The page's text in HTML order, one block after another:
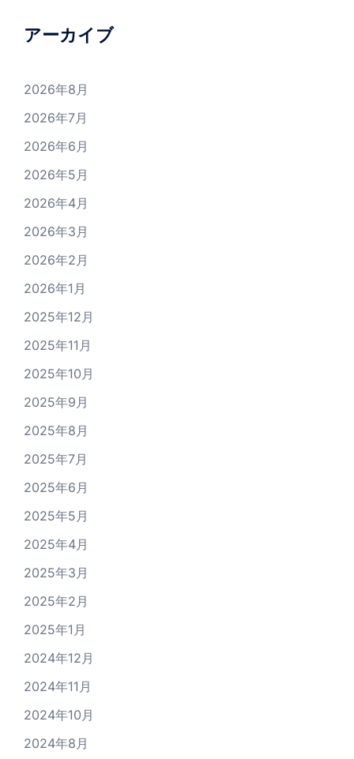
アーカイブ
2026年8月
2026年7月
2026年6月
2026年5月
2026年4月
2026年3月
2026年2月
2026年1月
2025年12月
2025年11月
2025年10月
2025年9月
2025年8月
2025年7月
2025年6月
2025年5月
2025年4月
2025年3月
2025年2月
2025年1月
2024年12月
2024年11月
2024年10月
2024年8月